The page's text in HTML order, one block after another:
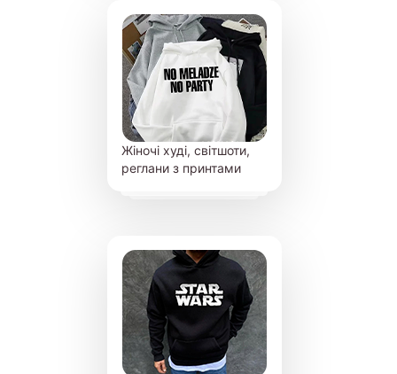
Жіночі худі, світшоти,
реглани з принтами